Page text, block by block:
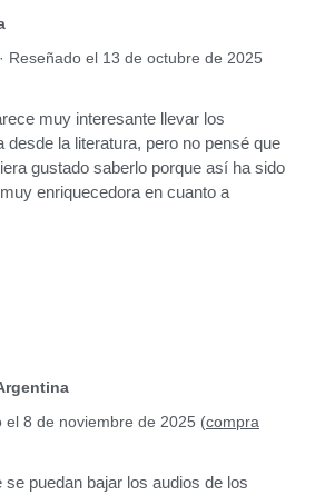
· Reseñado el 13 de octubre de 2025
muy interesante llevar los
la literatura, pero no pensé que
gustado saberlo porque así ha sido
enriquecedora en cuanto a
el 8 de noviembre de 2025 (compra
se puedan bajar los audios de los